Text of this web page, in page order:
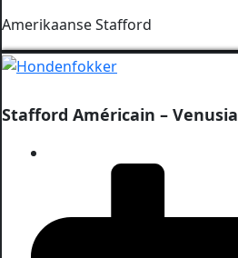
Amerikaanse Stafford
Stafford Américain – Venusia